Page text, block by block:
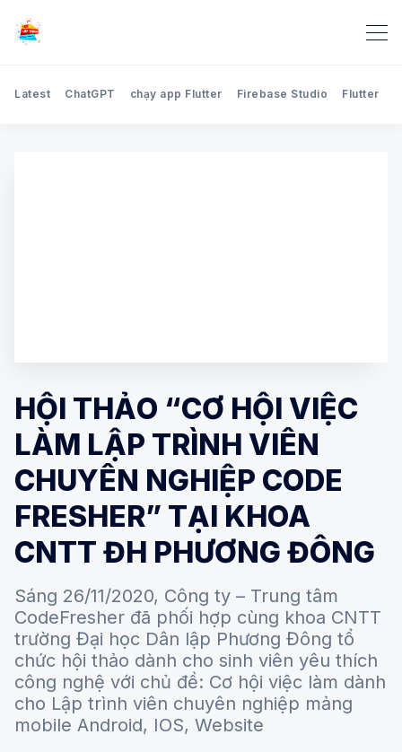
Latest ChatGPT chạy app Flutter Firebase Studio Flutter
HỘI THẢO “CƠ HỘI VIỆC
LÀM LẬP TRÌNH VIÊN
CHUYÊN NGHIỆP CODE
FRESHER” TẠI KHOA
CNTT ĐH PHƯƠNG ĐÔNG
Sáng 26/11/2020, Công ty – Trung tâm
CodeFresher đã phối hợp cùng khoa CNTT
trường Đại học Dân lập Phương Đông tổ
chức hội thảo dành cho sinh viên yêu thích
công nghệ với chủ đề: Cơ hội việc làm dành
cho Lập trình viên chuyên nghiệp mảng
mobile Android, IOS, Website